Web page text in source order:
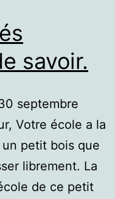
savoir.
septembre
Votre école a la
un petit bois que
librement. La
de ce petit